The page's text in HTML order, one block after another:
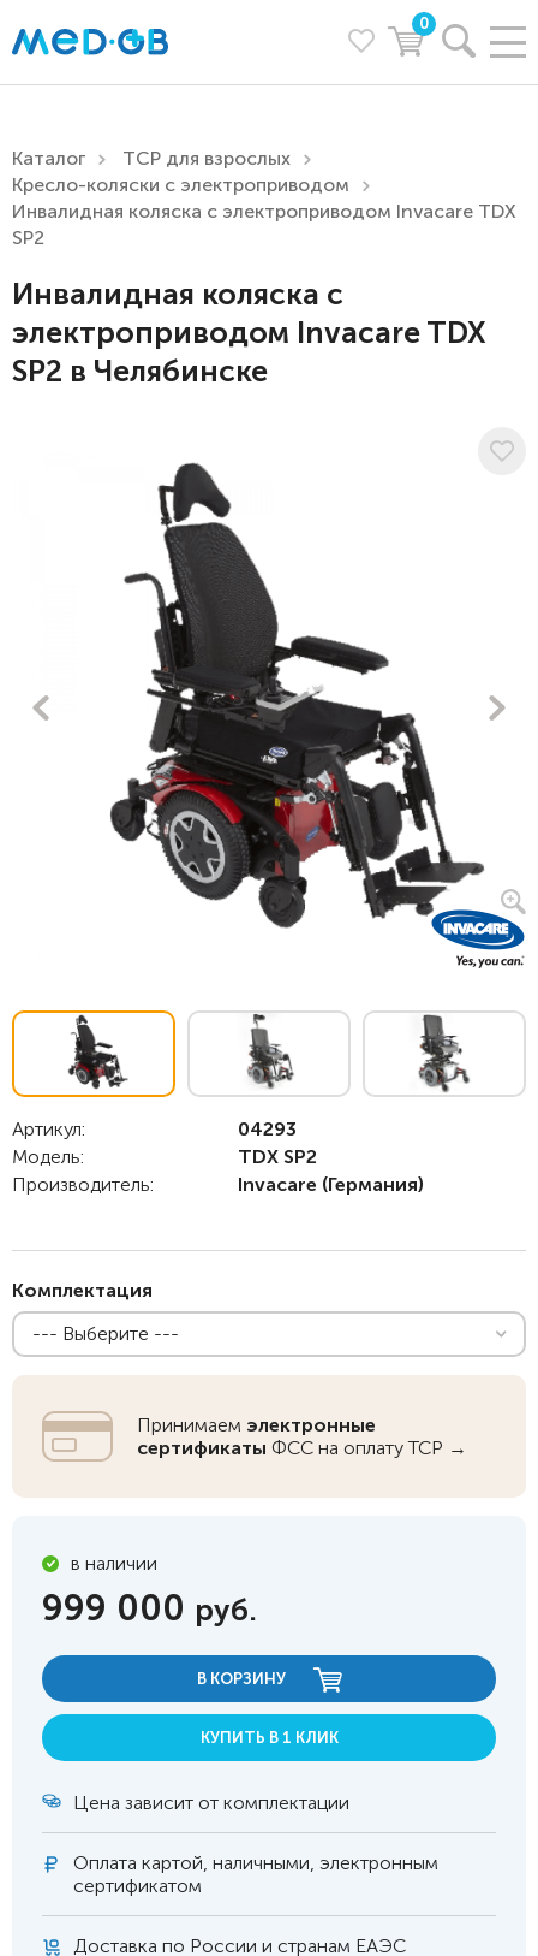
0
Каталог
ТСР для взрослых
Кресло-коляски с электроприводом
Инвалидная коляска с электроприводом Invacare TDX
SP2
Инвалидная коляска с
электроприводом Invacare TDX
SP2 в Челябинске
Артикул:
04293
Модель:
TDX SP2
Производитель:
Invacare (Германия)
Комплектация
--- Выберите ---
Принимаем электронные
сертификаты ФСС на оплату ТСР →
в наличии
999 000 руб.
В КОРЗИНУ
КУПИТЬ В 1 КЛИК
Цена зависит от комплектации
Оплата картой, наличными, электронным
сертификатом
Доставка по России и странам ЕАЭС